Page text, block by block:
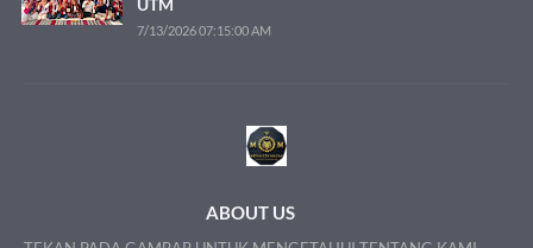
UTM
7/13/2026 07:15:00 AM
ABOUT US